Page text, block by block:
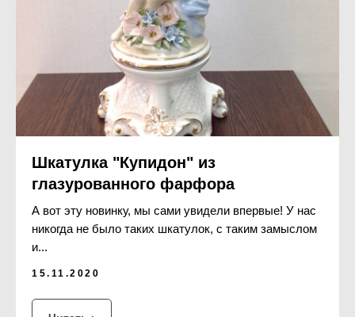
Шкатулка "Купидон" из
глазурованного фарфора
А вот эту новинку, мы сами увидели впервые! У нас
никогда не было таких шкатулок, с таким замыслом
и...
15.11.2020